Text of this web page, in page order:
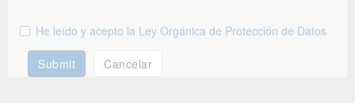
He leído y acepto la Ley Orgánica de Protección de Datos
Submit Cancelar